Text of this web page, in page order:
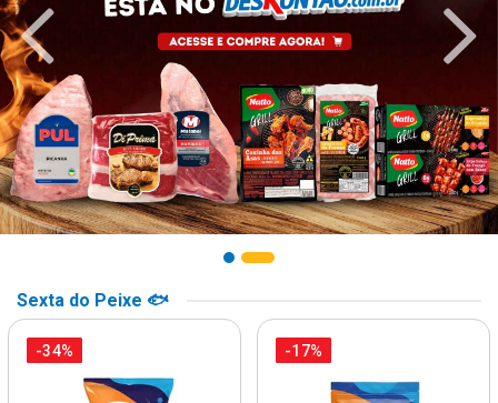
Sexta do Peixe 🐟
-34% -17%